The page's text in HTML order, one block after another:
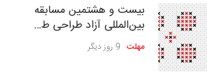
بیست و هشتمین مسابقه
بین‌المللی آزاد طراحی ط…
مهلت 9 روز دیگر